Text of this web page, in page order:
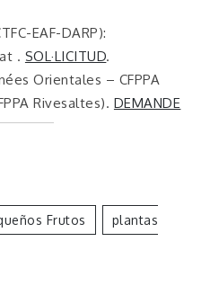
EAF-DARP):
. SOL·LICITUD.
Orientales – CFPPA
Rivesaltes). DEMANDE
Frutos
Plantas